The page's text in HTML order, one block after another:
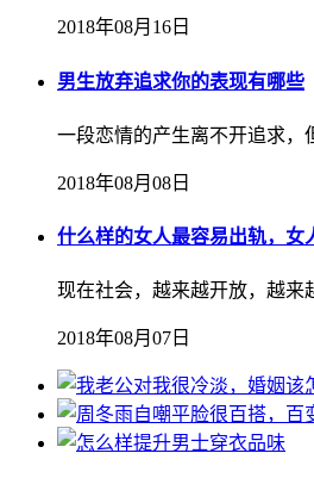
2018年08月16日
男生放弃追求你的表现有哪些
一段恋情的产生离不开追求，
2018年08月08日
什么样的女人最容易出轨，女
现在社会，越来越开放，越来
2018年08月07日